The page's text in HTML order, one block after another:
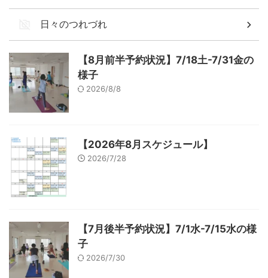
日々のつれづれ
【8月前半予約状況】7/18土-7/31金の
様子
2026/8/8
【2026年8月スケジュール】
2026/7/28
【7月後半予約状況】7/1水-7/15水の様
子
2026/7/30